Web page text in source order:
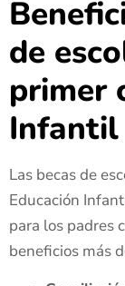
de
primer
Infantil
Las becas de
Educación
para los padres
beneficios más